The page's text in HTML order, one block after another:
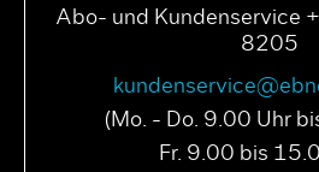
Abo- und
8205
(Mo. - Do. 9.00 Uhr
Fr. 9.00 bis